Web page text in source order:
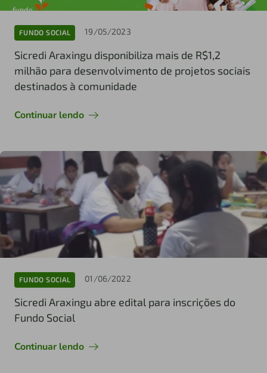
FUNDO SOCIAL 19/05/2023
Sicredi Araxingu disponibiliza mais de R$1,2
milhão para desenvolvimento de projetos sociais
destinados à comunidade
Continuar lendo
FUNDO SOCIAL 01/06/2022
Sicredi Araxingu abre edital para inscrições do
Fundo Social
Continuar lendo